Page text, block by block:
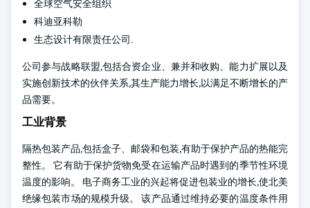
全球空气安全组织
科迪亚科勒
生态设计有限责任公司.
公司参与战略联盟,包括合资企业、兼并和收购、能力扩展以及
实施创新技术的伙伴关系,其生产能力增长,以满足不断增长的产
品需要。
工业背景
隔热包装产品,包括盒子、邮袋和包装,有助于保护产品的热能完
整性。 它有助于保护货物免受在运输产品时遇到的季节性环境
温度的影响。 电子商务工业的兴起将促进包装业的增长,使北美
绝缘包装市场的规模升级。 该产品通过维持必要的温度条件用